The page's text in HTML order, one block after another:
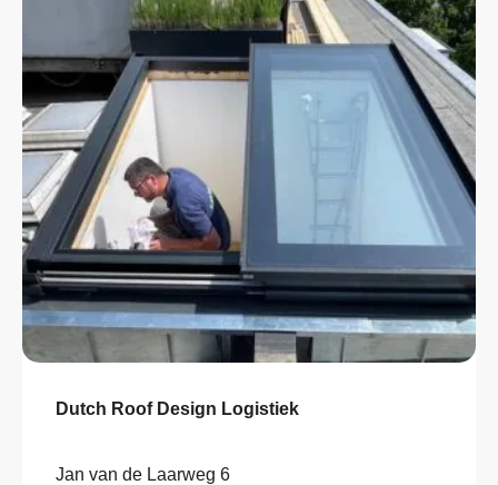
Dutch Roof Design Logistiek
Jan van de Laarweg 6